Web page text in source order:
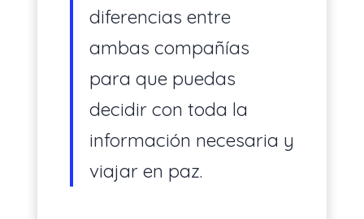
diferencias entre
ambas compañías
para que puedas
decidir con toda la
información necesaria y
viajar en paz.